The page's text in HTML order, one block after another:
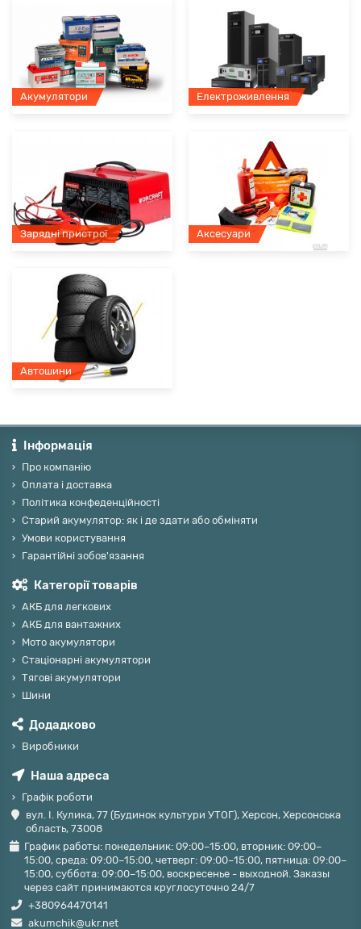
Акумулятори Електроживлення
Зарядні пристрої Аксесуари
Автошини
Інформація
Про компанію
Оплата і доставка
Політика конфеденційності
Старий акумулятор: як і де здати або обміняти
Умови користування
Гарантійні зобов'язання
Категорії товарів
АКБ для легкових
АКБ для вантажних
Мото акумулятори
Стаціонарні акумулятори
Тягові акумулятори
Шини
Додадково
Виробники
Наша адреса
Графік роботи
вул. І. Кулика, 77 (Будинок культури УТОГ), Херсон, Херсонська
область, 73008
График работы: понедельник: 09:00–15:00, вторник: 09:00–
15:00, среда: 09:00–15:00, четверг: 09:00–15:00, пятница: 09:00–
15:00, суббота: 09:00–15:00, воскресенье - выходной. Заказы
через сайт принимаются круглосуточно 24/7
+380964470141
akumchik@ukr.net